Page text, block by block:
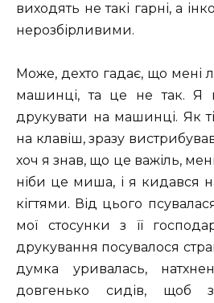
виходять не такі гарні, а
нерозбірливими.
Може, дехто гадає, що мені
машинці, та це не так. Я
друкувати на машинці. Як
на клавіш, зразу
хоч я знав, що це важіль,
ніби це миша, і я кидався
кігтями. Від цього
мої стосунки з її
друкування посувалося
думка уривалась,
довгенько сидів, щоб